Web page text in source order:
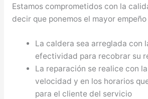
Estamos comprometidos con la
decir que ponemos el mayor
La caldera sea arreglada con
efectividad para recobrar su
La reparación se realice con
velocidad y en los horarios
para el cliente del servicio